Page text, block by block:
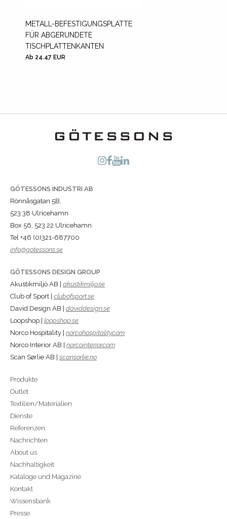
METALL-BEFESTIGUNGSPLATTE
FÜR ABGERUNDETE
TISCHPLATTENKANTEN
Ab 24.47 EUR
GÖTESSONS INDUSTRI AB
Rönnåsgatan 5B,
523 38 Ulricehamn
Box 56, 523 22 Ulricehamn
Tel +46 (0)321-687700
info@gotessons.se
GÖTESSONS DESIGN GROUP
Akustikmiljö AB | akustikmiljo.se
Club of Sport | clubofsport.se
David Design AB | daviddesign.se
Loopshop | loopshop.se
Norco Hospitality | norcohospitality.com
Norco Interior AB | norcointerior.com
Scan Sørlie AB | scansorlie.no
Produkte
Outlet
Textilien/Materialien
Dienste
Referenzen
Nachrichten
About us
Nachhaltigkeit
Kataloge und Magazine
Kontakt
Wissensbank
Presse